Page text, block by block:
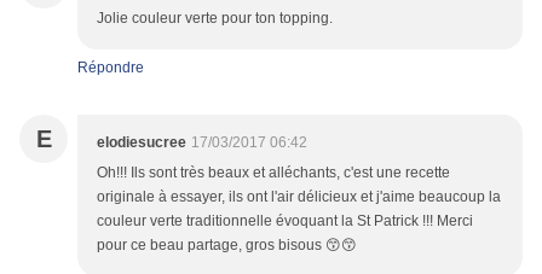
Jolie couleur verte pour ton topping.
Répondre
E elodiesucree 17/03/2017 06:42
Oh!!! Ils sont très beaux et alléchants, c'est une recette
originale à essayer, ils ont l'air délicieux et j'aime beaucoup la
couleur verte traditionnelle évoquant la St Patrick !!! Merci
pour ce beau partage, gros bisous 😙😙